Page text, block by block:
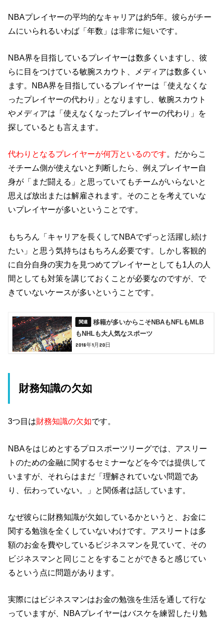
NBAプレイヤーの平均的なキャリアは約5年。彼らがチー
ムにいられるいわば「年数」は非常に短いです。
NBA界を目指しているプレイヤーは数多くいますし、彼
らに目をつけている敏腕スカウト、メディアは数多くい
ます。NBA界を目指しているプレイヤーは「使えなくな
ったプレイヤーの代わり」となりますし、敏腕スカウト
やメディアは「使えなくなったプレイヤーの代わり」を
探しているとも言えます。
代わりとなるプレイヤーが何万といるのです。だからこ
そチーム側が使えないと判断したら、例えプレイヤー自
身が「まだ闘える」と思っていてもチームがいらないと
思えば放出または解雇されます。そのことを考えていな
いプレイヤーが多いということです。
もちろん「キャリアを長くしてNBAでずっと活躍し続け
たい」と思う気持ちはもちろん必要です。しかし客観的
に自分自身の実力を見つめてプレイヤーとしても1人の人
間としても対策を講じておくことが必要なのですが、で
きていないケースが多いということです。
移籍が多いからこそNBAもNFLもMLB
もNHLも大人気なスポーツ
2018年1月20日
財務知識の欠如
3つ目は財務知識の欠如です。
NBAをはじめとするプロスポーツリーグでは、アスリー
トのための金融に関するセミナーなどを今では提供して
いますが、それらはまだ「理解されていない問題であ
り、伝わっていない。」と関係者は話しています。
なぜ彼らに財務知識が欠如しているかというと、お金に
関する勉強を全くしていないわけです。アスリートは多
額のお金を費やしているビジネスマンを見ていて、その
ビジネスマンと同じことをすることができると感じてい
るという点に問題があります。
実際にはビジネスマンはお金の勉強を生活を通して行な
っていますが、NBAプレイヤーはバスケを練習したり勉